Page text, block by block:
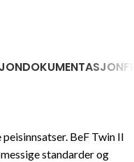
DOKUMENTASJON
BeF Twin II
standarder og